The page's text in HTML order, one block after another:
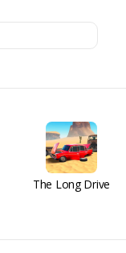
The Long Drive